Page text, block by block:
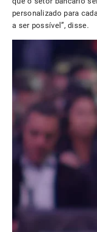
personalizado para
a ser possível”, disse.